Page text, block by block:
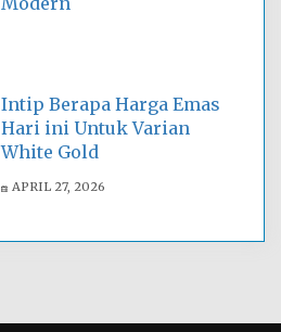
Intip Berapa Harga Emas
Hari ini Untuk Varian
White Gold
APRIL 27, 2026